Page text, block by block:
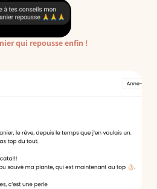
qui repousse enfin !